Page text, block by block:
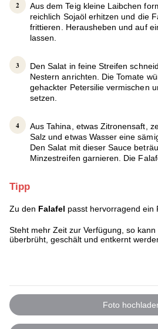
Aus dem Teig kleine Laibchen
reichlich Sojaöl erhitzen und die
frittieren. Herausheben und auf
lassen.
Den Salat in feine Streifen
Nestern anrichten. Die Tomate
gehackter Petersilie vermischen
setzen.
Aus Tahina, etwas Zitronensaft,
Salz und etwas Wasser eine
Den Salat mit dieser Sauce
Minzestreifen garnieren. Die
Tipp
Zu den Falafel passt hervorragend ein
Steht mehr Zeit zur Verfügung, so
überbrüht, geschält und entkernt
Foto